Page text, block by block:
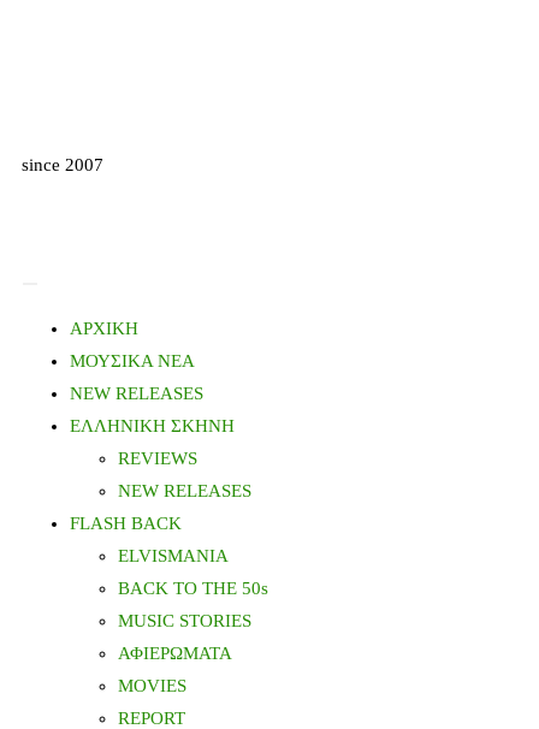
since 2007
ΑΡΧΙΚΗ
ΜΟΥΣΙΚΑ ΝΕΑ
NEW RELEASES
ΕΛΛΗΝΙΚΗ ΣΚΗΝΗ
REVIEWS
NEW RELEASES
FLASH BACK
ELVISMANIA
BACK TO THE 50s
MUSIC STORIES
ΑΦΙΕΡΩΜΑΤΑ
MOVIES
REPORT